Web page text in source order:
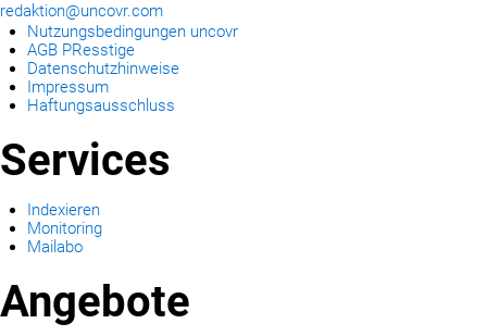
redaktion@uncovr.com
Nutzungsbedingungen uncovr
AGB PResstige
Datenschutzhinweise
Impressum
Haftungsausschluss
Services
Indexieren
Monitoring
Mailabo
Angebote